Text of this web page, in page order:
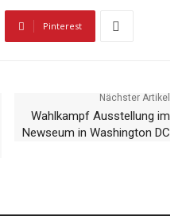
Pinterest
Nächster Artikel
Wahlkampf Ausstellung im
Newseum in Washington DC